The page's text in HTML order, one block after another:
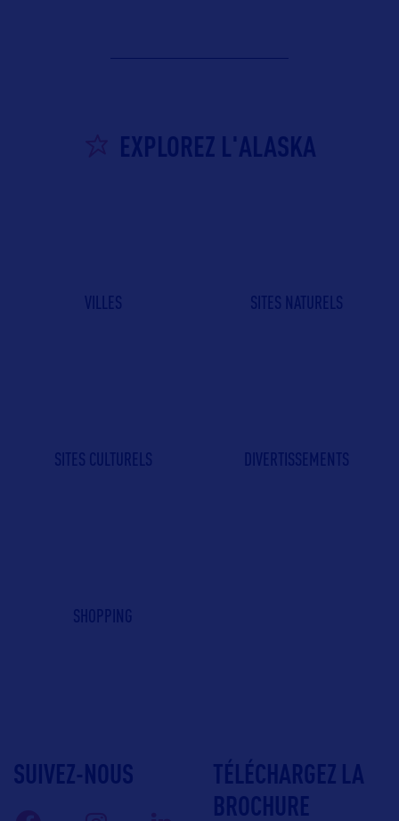
EXPLOREZ L'ALASKA
VILLES SITES NATURELS
SITES CULTURELS DIVERTISSEMENTS
SHOPPING
SUIVEZ-NOUS
TÉLÉCHARGEZ LA
BROCHURE